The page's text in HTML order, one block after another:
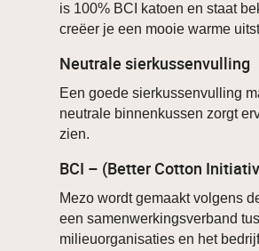
is 100% BCI katoen en staat
creëer je een mooie warme
Neutrale sierkussenvulling
Een goede sierkussenvulling
neutrale binnenkussen zorgt
zien.
BCI – (Better Cotton
Mezo wordt gemaakt volgens
een samenwerkingsverband
milieuorganisaties en het